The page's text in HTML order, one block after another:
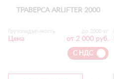
ТРАВЕРСА ARLIFTER 2000
Грузоподъёмность до 2000 кг
Цена от 2 000 руб.
С НДС